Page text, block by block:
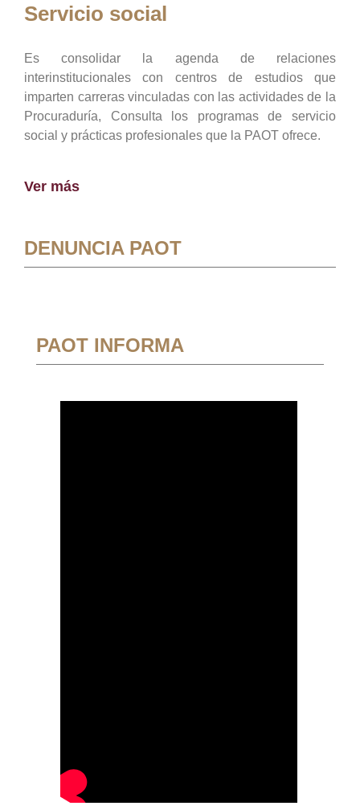
Servicio social
Es consolidar la agenda de relaciones
interinstitucionales con centros de estudios que
imparten carreras vinculadas con las actividades de la
Procuraduría, Consulta los programas de servicio
social y prácticas profesionales que la PAOT ofrece.
Ver más
DENUNCIA PAOT
PAOT INFORMA